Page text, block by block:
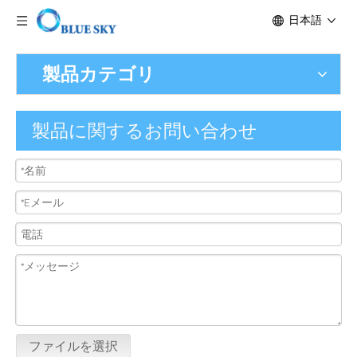
日本語
製品カテゴリ
製品に関するお問い合わせ
ファイルを選択